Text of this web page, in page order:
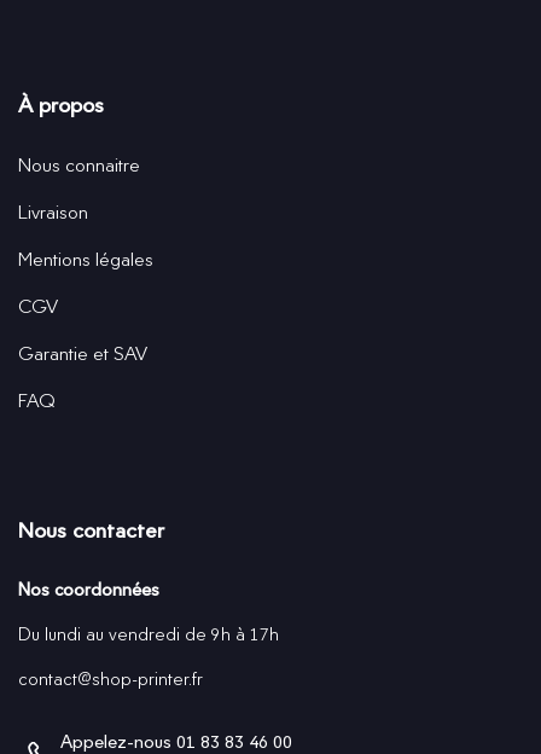
À propos
Nous connaitre
Livraison
Mentions légales
CGV
Garantie et SAV
FAQ
Nous contacter
Nos coordonnées
Du lundi au vendredi de 9h à 17h
contact@shop-printer.fr
Appelez-nous 01 83 83 46 00